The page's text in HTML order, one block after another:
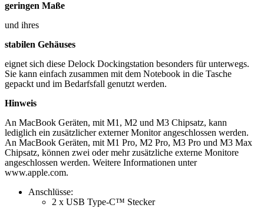
geringen Maße
und ihres
stabilen Gehäuses
eignet sich diese Delock Dockingstation besonders für unterwegs.
Sie kann einfach zusammen mit dem Notebook in die Tasche
gepackt und im Bedarfsfall genutzt werden.
Hinweis
An MacBook Geräten, mit M1, M2 und M3 Chipsatz, kann
lediglich ein zusätzlicher externer Monitor angeschlossen werden.
An MacBook Geräten, mit M1 Pro, M2 Pro, M3 Pro und M3 Max
Chipsatz, können zwei oder mehr zusätzliche externe Monitore
angeschlossen werden. Weitere Informationen unter
www.apple.com.
Anschlüsse:
2 x USB Type-C™ Stecker